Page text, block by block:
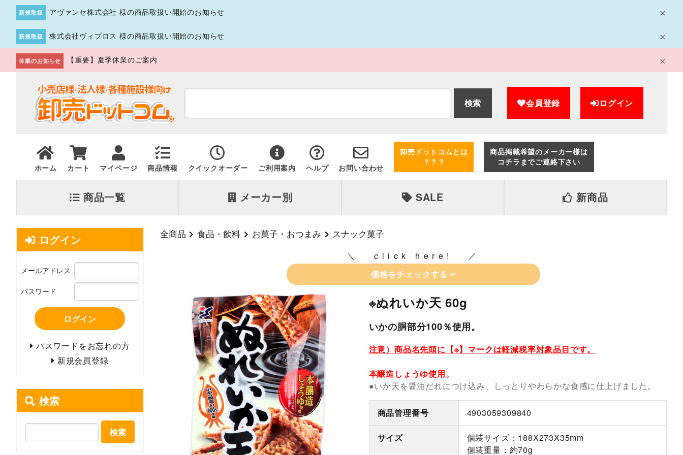
新規取扱 アヴァンセ株式会社 様の商品取扱い開始のお知らせ
新規取扱 株式会社ヴィプロス 様の商品取扱い開始のお知らせ
休業のお知らせ 【重要】夏季休業のご案内
検索 会員登録 ログイン
ホーム カート マイページ 商品情報 クイックオーダー ご利用案内 ヘルプ お問い合わせ
卸売ドットコムとは
？？？
商品掲載希望のメーカー様は
コチラまでご連絡下さい
商品一覧 メーカー別 SALE 新商品
全商品 食品・飲料 お菓子・おつまみ スナック菓子
click here!
価格をチェックする
※ぬれいか天 60g
いかの胴部分100％使用。
注意）商品名先頭に【※】マークは軽減税率対象品目です。
本醸造しょうゆ使用。
●いか天を醤油だれにつけ込み、しっとりやわらかな食感に仕上げました。
商品管理番号 4903059309840
サイズ
個装サイズ：188X273X35mm
個装重量：約70g
ログイン
メールアドレス
パスワード
ログイン
パスワードをお忘れの方
新規会員登録
検索
検索